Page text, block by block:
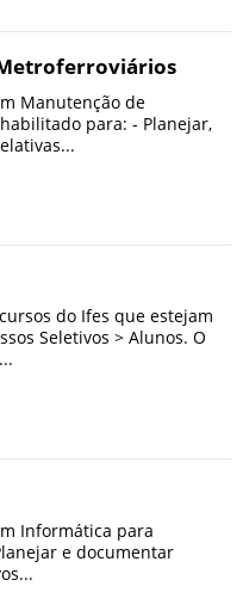
Manutenção de
para: - Planejar,
do Ifes que estejam
Seletivos > Alunos. O
Informática para
e documentar